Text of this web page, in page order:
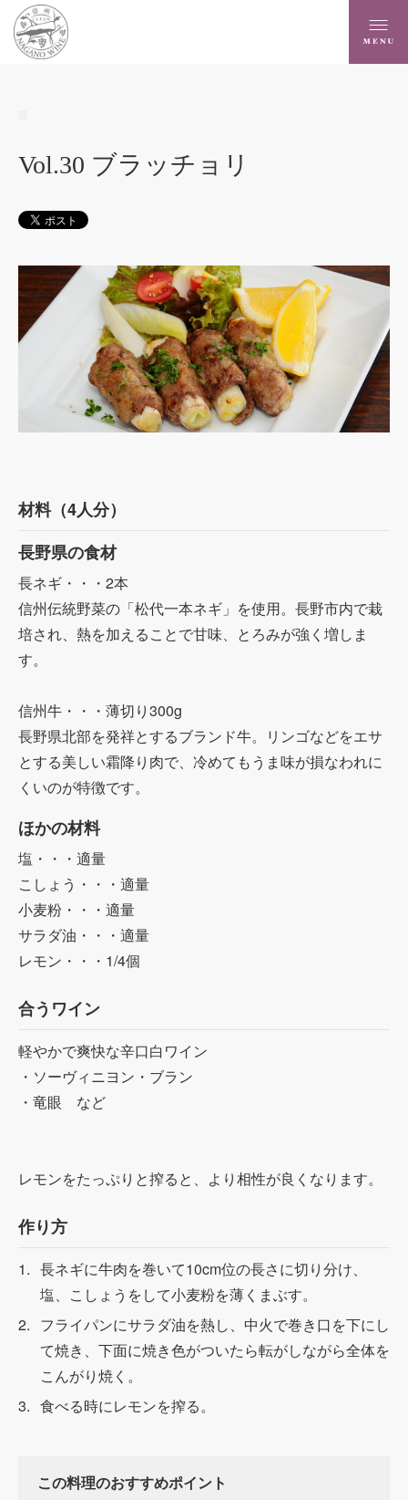
Vol.30 ブラッチョリ
材料（4人分）
長野県の食材
長ネギ・・・2本
信州伝統野菜の「松代一本ネギ」を使用。長野市内で栽
培され、熱を加えることで甘味、とろみが強く増しま
す。
信州牛・・・薄切り300g
長野県北部を発祥とするブランド牛。リンゴなどをエサ
とする美しい霜降り肉で、冷めてもうま味が損なわれに
くいのが特徴です。
ほかの材料
塩・・・適量
こしょう・・・適量
小麦粉・・・適量
サラダ油・・・適量
レモン・・・1/4個
合うワイン
軽やかで爽快な辛口白ワイン
・ソーヴィニヨン・ブラン
・竜眼 など
レモンをたっぷりと搾ると、より相性が良くなります。
作り方
長ネギに牛肉を巻いて10cm位の長さに切り分け、
塩、こしょうをして小麦粉を薄くまぶす。
フライパンにサラダ油を熱し、中火で巻き口を下にし
て焼き、下面に焼き色がついたら転がしながら全体を
こんがり焼く。
食べる時にレモンを搾る。
この料理のおすすめポイント